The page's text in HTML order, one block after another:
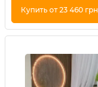
Купить от 23 460 грн
Купить в 1 клик